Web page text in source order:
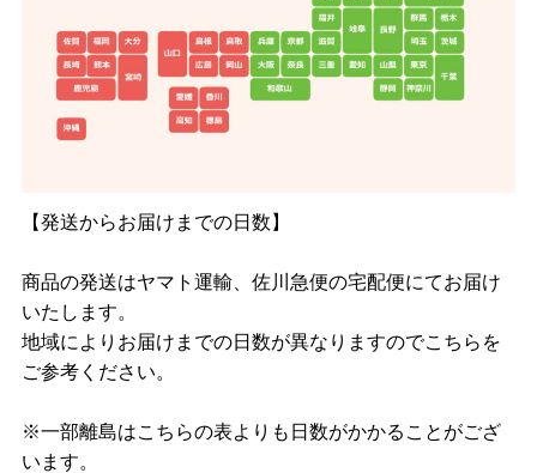
【発送からお届けまでの日数】
商品の発送はヤマト運輸、佐川急便の宅配便にてお届け
いたします。
地域によりお届けまでの日数が異なりますのでこちらを
ご参考ください。
※一部離島はこちらの表よりも日数がかかることがござ
います。